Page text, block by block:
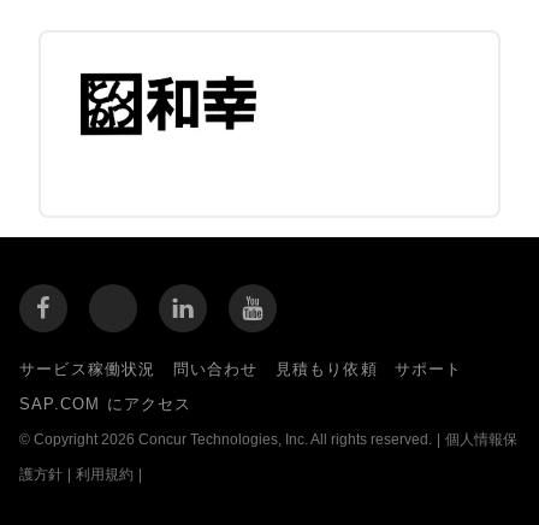
サービス稼働状況 問い合わせ 見積もり依頼
サポート
SAP.COM にアクセス
© Copyright 2026 Concur Technologies, Inc. All rights reserved. 個人情報保
護方針 利用規約